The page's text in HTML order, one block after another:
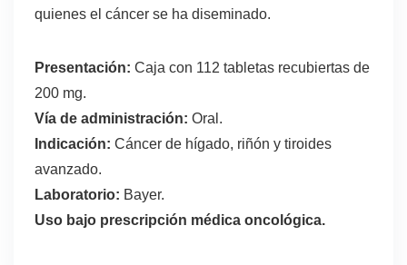
quienes el cáncer se ha diseminado.
Presentación: Caja con 112 tabletas recubiertas de
200 mg.
Vía de administración: Oral.
Indicación: Cáncer de hígado, riñón y tiroides
avanzado.
Laboratorio: Bayer.
Uso bajo prescripción médica oncológica.